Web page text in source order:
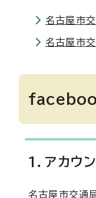
名古屋市
名古屋市
facebook
1．アカウ
名古屋市交通